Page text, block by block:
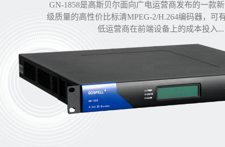
GN-1858是高斯贝尔面向广电运营商发布的一款
级质量的高性价比标清MPEG-2/H.264编码器，可
低运营商在前端设备上的成本投入...